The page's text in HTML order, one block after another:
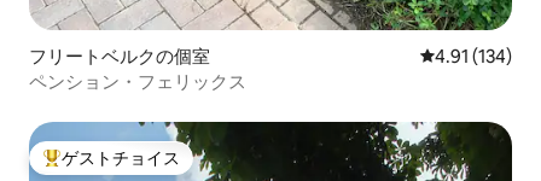
フリートベルクの個室 レビュー134
4.91 (134)
ペンション・フェリックス
大好評のゲストチョイスです。
ゲストチョイス